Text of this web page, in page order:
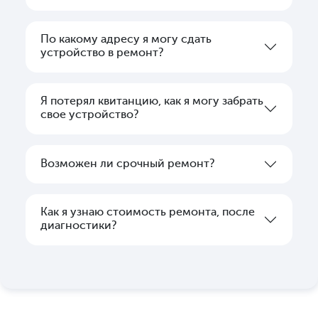
По какому адресу я могу сдать
устройство в ремонт?
Я потерял квитанцию, как я могу забрать
свое устройство?
Возможен ли срочный ремонт?
Как я узнаю стоимость ремонта, после
диагностики?